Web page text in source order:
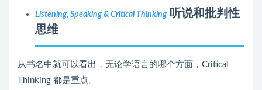
Listening, Speaking & Critical Thinking 听说和批判性
思维
从书名中就可以看出，无论学语言的哪个方面，Critical
Thinking 都是重点。